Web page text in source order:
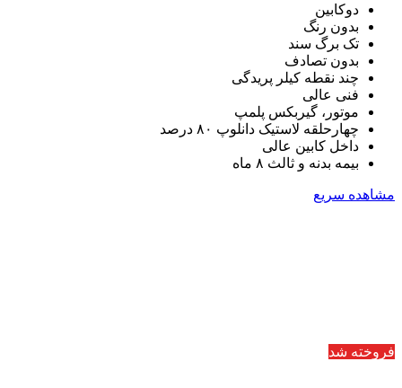
دوکابین
بدون رنگ
تک برگ سند
بدون تصادف
چند نقطه کیلر پریدگی
فنی عالی
موتور، گیربکس پلمپ
چهارحلقه لاستیک دانلوپ ۸۰ درصد
داخل کابین عالی
بیمه بدنه و ثالث ۸ ماه
مشاهده سریع
فروخته شد